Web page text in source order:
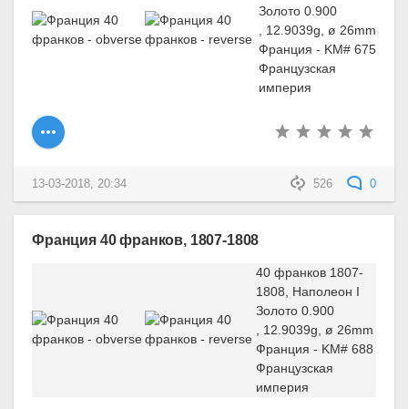
Золото 0.900
, 12.9039g, ø 26mm
Франция - KM# 675
Французская
империя
526 0
13-03-2018, 20:34
Франция 40 франков, 1807-1808
40 франков 1807-
1808, Наполеон I
Золото 0.900
, 12.9039g, ø 26mm
Франция - KM# 688
Французская
империя